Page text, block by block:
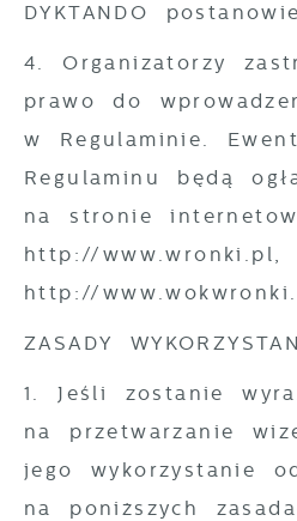
DYKTANDO
4. Organizatorzy
prawo do
w Regulaminie.
Regulaminu będą
na stronie
http://www.wronki.pl, ​
http://
ZASADY
1. Jeśli zostanie
na przetwarzanie
jego wykorzystanie
na poniższych